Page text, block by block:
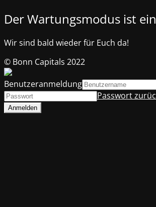
Der Wartungsmodus ist
Wir sind bald wieder für Euch da!
© Bonn Capitals 2022
Benutzeranmeldung
Passwort